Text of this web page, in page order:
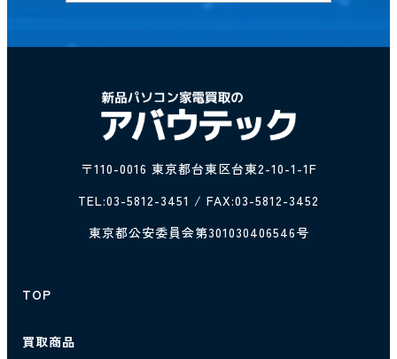
〒110-0016 東京都台東区台東2-10-1-1F
TEL:03-5812-3451 / FAX:03-5812-3452
東京都公安委員会第301030406546号
TOP
買取商品